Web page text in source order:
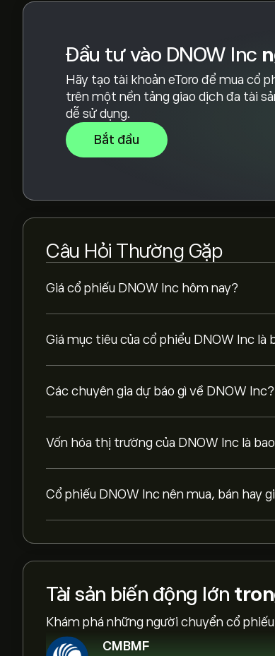
Đầu tư vào DNOW Inc
Hãy tạo tài khoản eToro để mua cổ
trên một nền tảng giao dịch đa tài
dễ sử dụng.
Bắt đầu
Câu Hỏi Thường Gặp
Giá cổ phiếu DNOW Inc hôm nay?
Giá mục tiêu của cổ phiểu DNOW Inc là
Các chuyên gia dự báo gì về DNOW Inc?
Vốn hóa thị trường của DNOW Inc là
Cổ phiếu DNOW Inc nên mua, bán hay
Tài sản biến động lớn
Khám phá những người chuyển cổ
CMBMF